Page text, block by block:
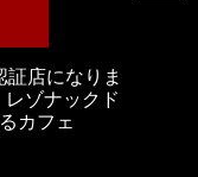
店になりま
レゾナックド
カフェ